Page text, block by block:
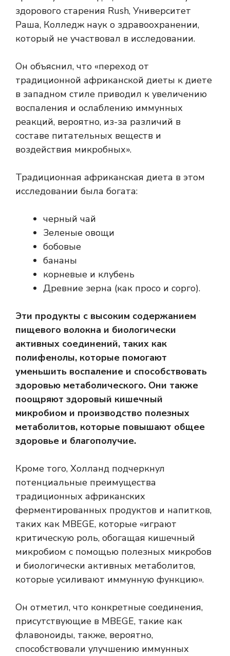
здорового старения Rush, Университет
Раша, Колледж наук о здравоохранении,
который не участвовал в исследовании.
Он объяснил, что «переход от
традиционной африканской диеты к диете
в западном стиле приводил к увеличению
воспаления и ослаблению иммунных
реакций, вероятно, из-за различий в
составе питательных веществ и
воздействия микробных».
Традиционная африканская диета в этом
исследовании была богата:
черный чай
Зеленые овощи
бобовые
бананы
корневые и клубень
Древние зерна (как просо и сорго).
Эти продукты с высоким содержанием
пищевого волокна и биологически
активных соединений, таких как
полифенолы, которые помогают
уменьшить воспаление и способствовать
здоровью метаболического. Они также
поощряют здоровый кишечный
микробиом и производство полезных
метаболитов, которые повышают общее
здоровье и благополучие.
Кроме того, Холланд подчеркнул
потенциальные преимущества
традиционных африканских
ферментированных продуктов и напитков,
таких как MBEGE, которые «играют
критическую роль, обогащая кишечный
микробиом с помощью полезных микробов
и биологически активных метаболитов,
которые усиливают иммунную функцию».
Он отметил, что конкретные соединения,
присутствующие в MBEGE, такие как
флавоноиды, также, вероятно,
способствовали улучшению иммунных